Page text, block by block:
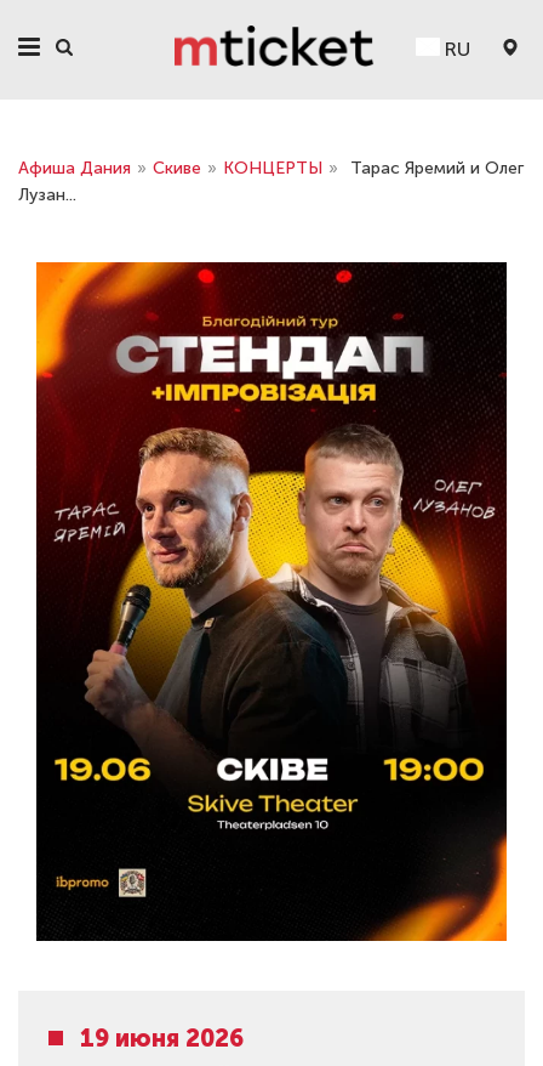
RU
Афиша Дания » Скиве » КОНЦЕРТЫ »
Тарас Яремий и Олег
Лузан...
19 июня 2026